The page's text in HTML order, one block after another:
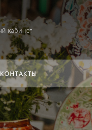
кабинет
КОНТАКТЫ